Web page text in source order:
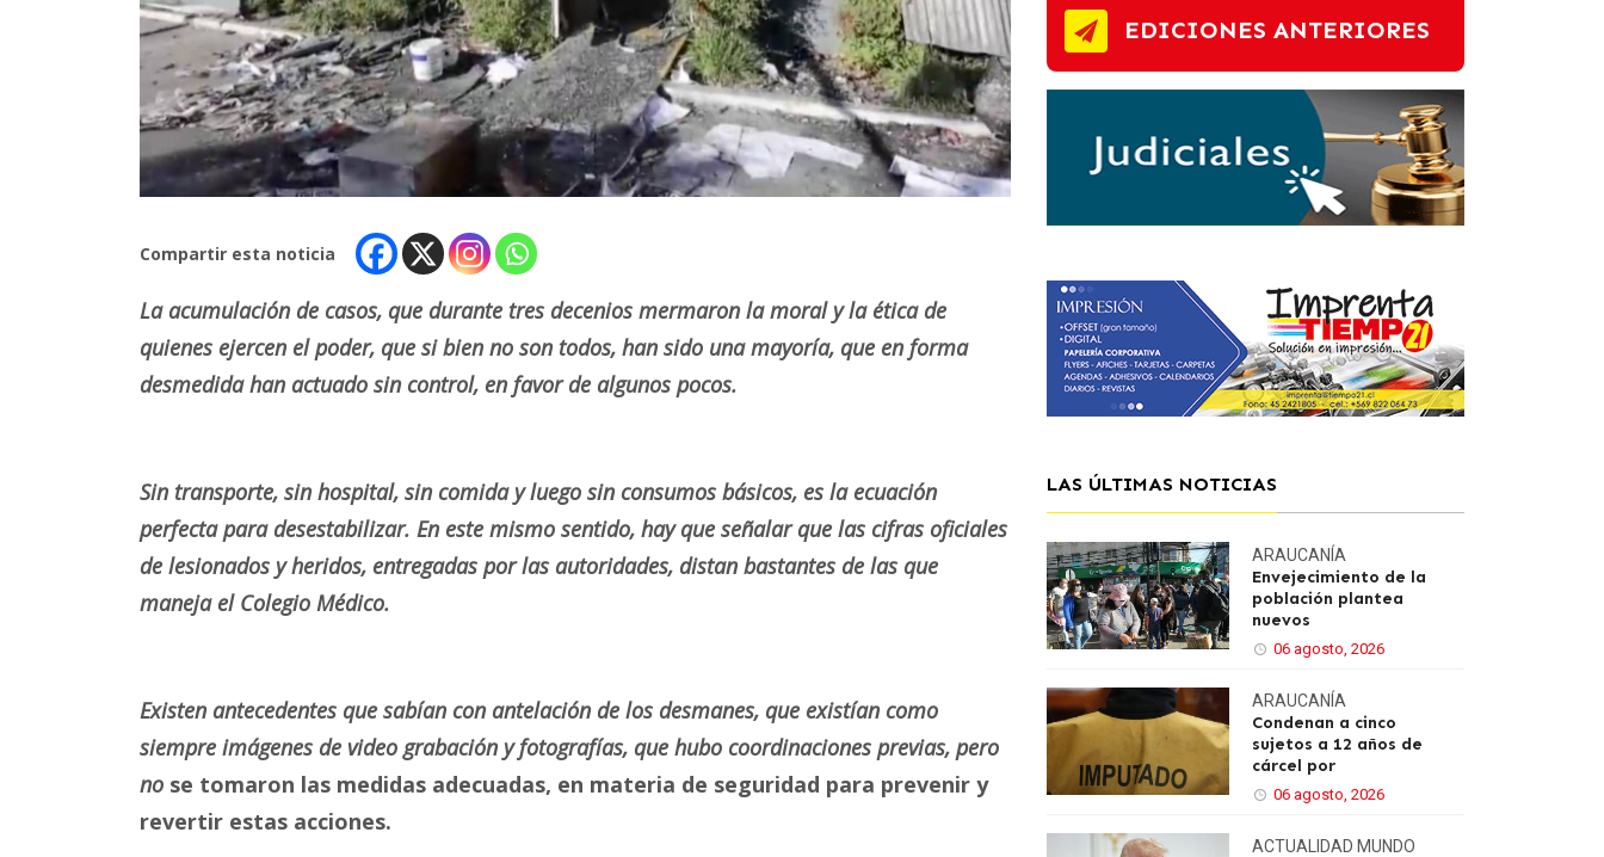
Compartir esta noticia
La acumulación de casos, que durante tres decenios mermaron la moral y la ética de
quienes ejercen el poder, que si bien no son todos, han sido una mayoría, que en forma
desmedida han actuado sin control, en favor de algunos pocos.
Sin transporte, sin hospital, sin comida y luego sin consumos básicos, es la ecuación
perfecta para desestabilizar. En este mismo sentido, hay que señalar que las cifras oficiales
de lesionados y heridos, entregadas por las autoridades, distan bastantes de las que
maneja el Colegio Médico.
Existen antecedentes que sabían con antelación de los desmanes, que existían como
siempre imágenes de video grabación y fotografías, que hubo coordinaciones previas, pero
no se tomaron las medidas adecuadas, en materia de seguridad para prevenir y
revertir estas acciones.
EDICIONES ANTERIORES
LAS ÚLTIMAS NOTICIAS
ARAUCANÍA
Envejecimiento de la
población plantea
nuevos
06 agosto, 2026
ARAUCANÍA
Condenan a cinco
sujetos a 12 años de
cárcel por
06 agosto, 2026
ACTUALIDAD MUNDO